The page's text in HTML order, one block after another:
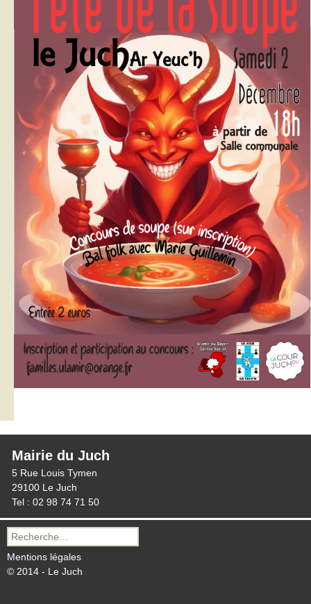
Mairie du Juch
5 Rue Louis Tymen
29100 Le Juch
Tel : 02 98 74 71 50
Recherche
pour :
Mentions légales
© 2014 - Le Juch